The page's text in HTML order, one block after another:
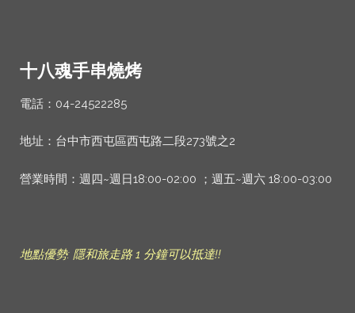
十八魂手串燒烤
電話：04-24522285
地址：台中市西屯區西屯路二段273號之2
營業時間：週四~週日18:00-02:00 ；週五~週六 18:00-03:00
地點優勢: 隱和旅走路 1 分鐘可以抵達!!